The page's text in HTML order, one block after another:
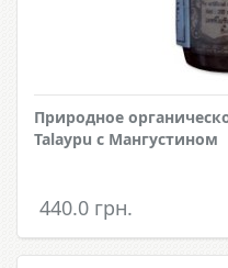
Природное
Talaypu с Мангустином
440.0 грн.